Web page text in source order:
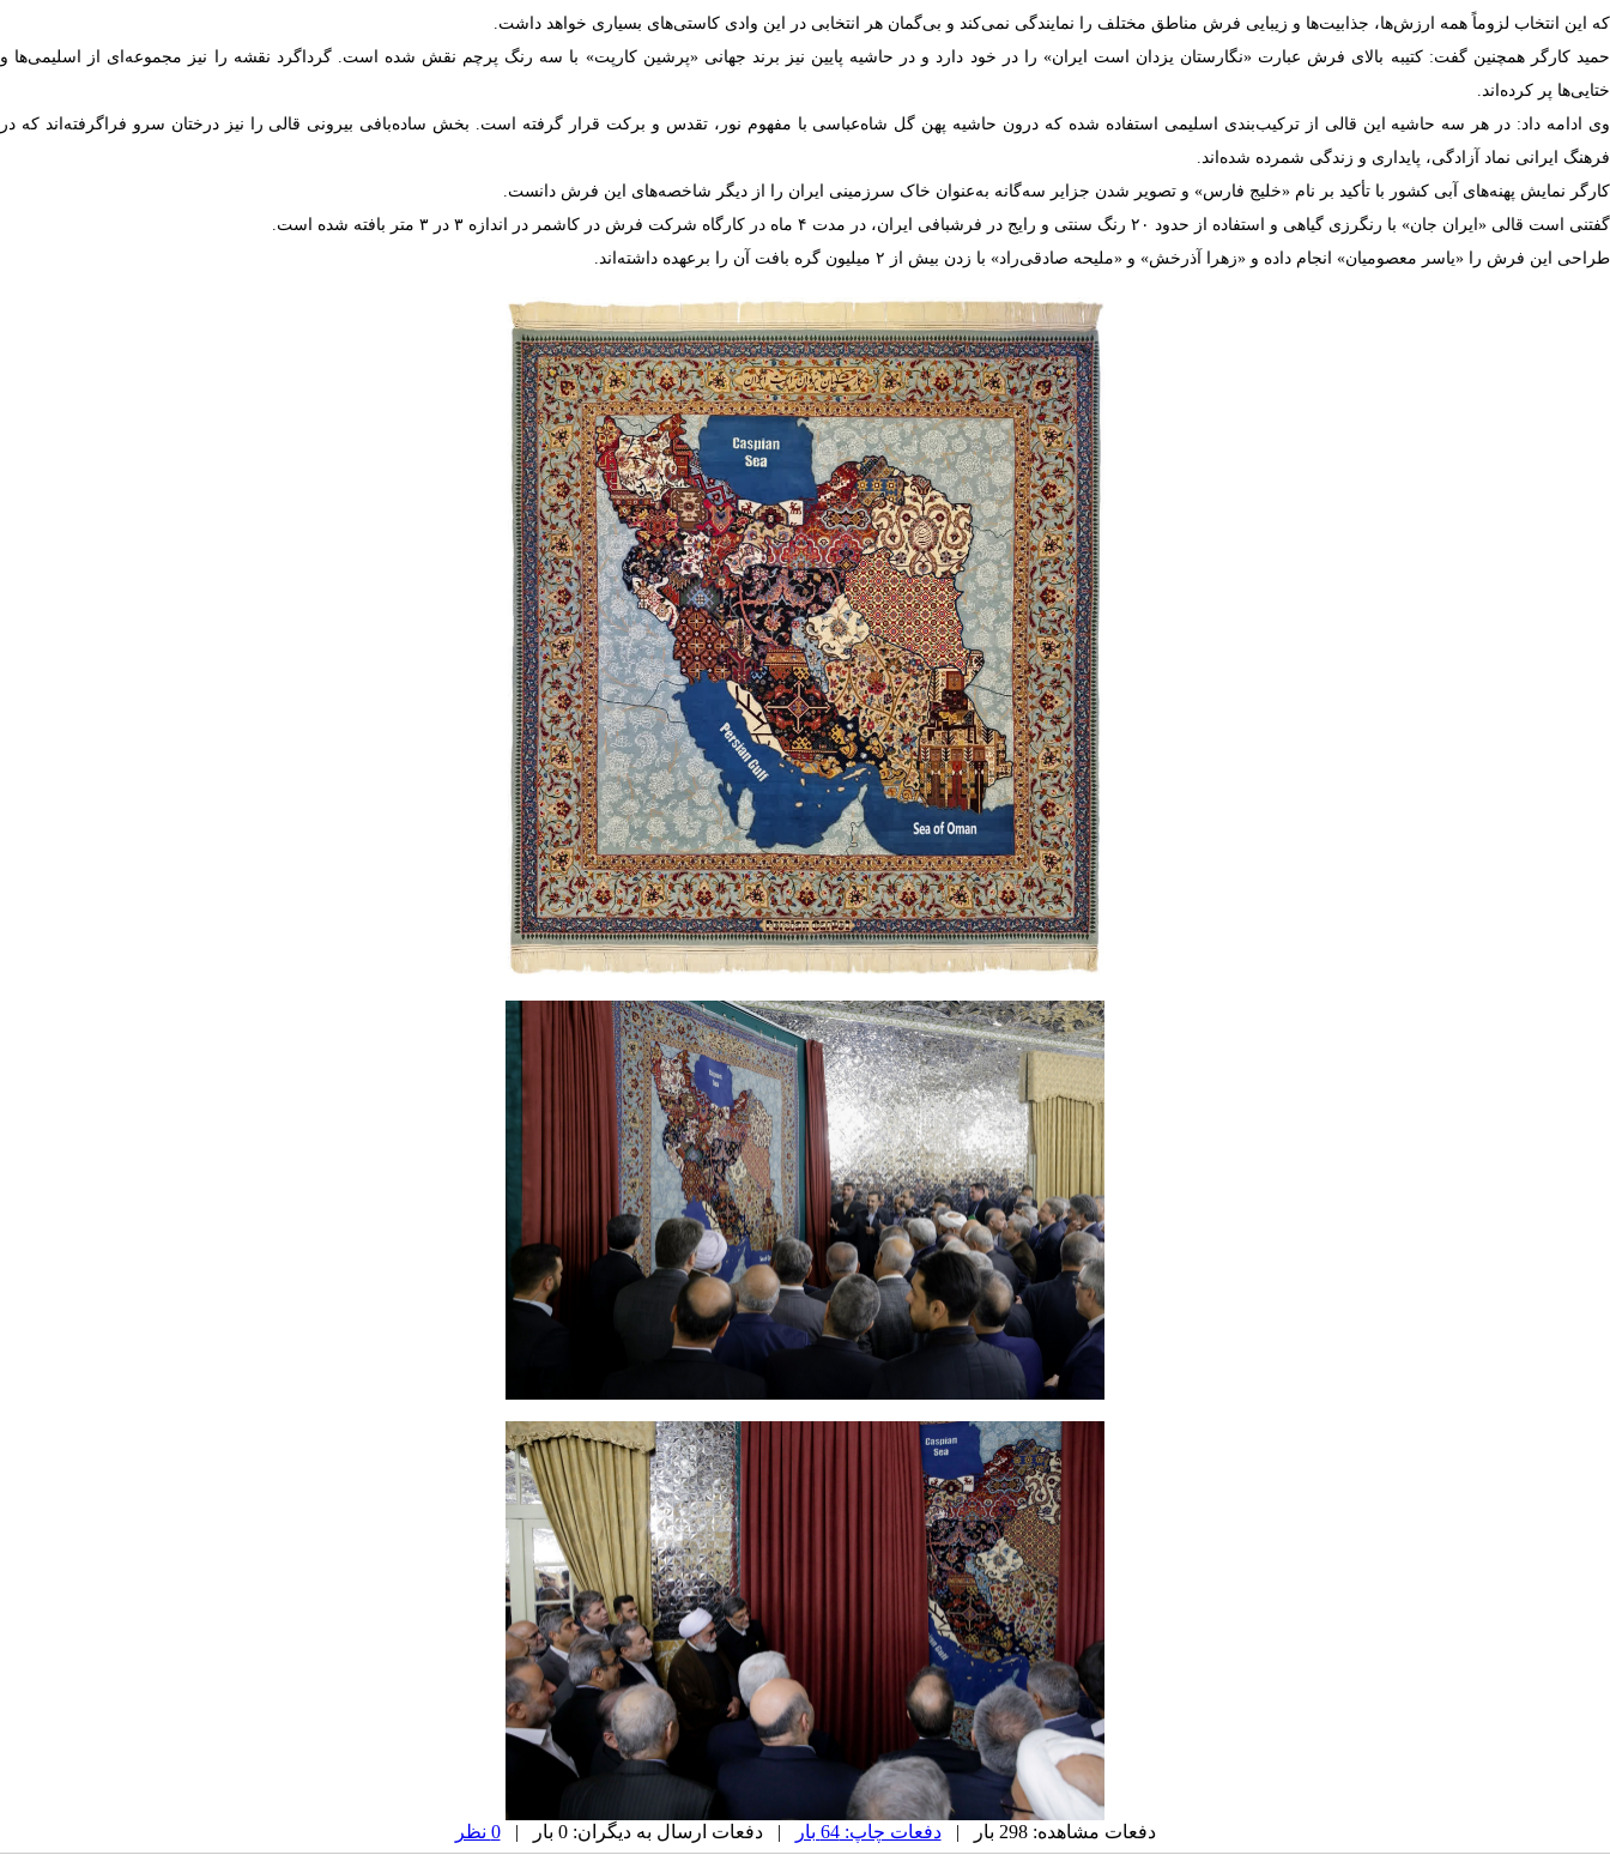
که این انتخاب لزوماً همه ارزش‌ها، جذابیت‌ها و زیبایی فرش مناطق مختلف را نمایندگی نمی‌کند و بی‌گمان هر انتخابی در این وادی کاستی‌های بسیاری خواهد داشت.
حمید کارگر همچنین گفت: کتیبه بالای فرش عبارت «نگارستان یزدان است ایران» را در خود دارد و در حاشیه پایین نیز برند جهانی «پرشین کارپت» با سه رنگ پرچم نقش شده است. گرداگرد نقشه را نیز مجموعه‌ای از اسلیمی‌ها و
ختایی‌ها پر کرده‌اند.
وی ادامه داد: در هر سه حاشیه این قالی از ترکیب‌بندی اسلیمی استفاده شده که درون حاشیه پهن گل شاه‌عباسی با مفهوم نور، تقدس و برکت قرار گرفته است. بخش ساده‌بافی بیرونی قالی را نیز درختان سرو فراگرفته‌اند که در
فرهنگ ایرانی نماد آزادگی، پایداری و زندگی شمرده شده‌اند.
کارگر نمایش پهنه‌های آبی کشور با تأکید بر نام «خلیج فارس» و تصویر شدن جزایر سه‌گانه به‌عنوان خاک سرزمینی ایران را از دیگر شاخصه‌های این فرش دانست.
گفتنی است قالی «ایران جان» با رنگرزی گیاهی و استفاده از حدود ۲۰ رنگ سنتی و رایج در فرشبافی ایران، در مدت ۴ ماه در کارگاه شرکت فرش در کاشمر در اندازه ۳ در ۳ متر بافته شده است.
طراحی این فرش را «یاسر معصومیان» انجام داده و «زهرا آذرخش» و «ملیحه صادقی‌راد» با زدن بیش از ۲ میلیون گره بافت آن را برعهده داشته‌اند.
دفعات مشاهده: 298 بار | دفعات چاپ: 64 بار | دفعات ارسال به دیگران: 0 بار | 0 نظر